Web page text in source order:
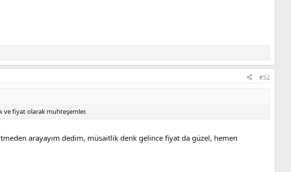
#52
ve fiyat olarak muhteşemler.
arayayım dedim, müsaitlik denk gelince fiyat da güzel, hemen